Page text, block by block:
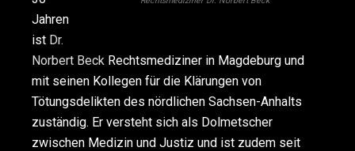
Jahren
ist Dr.
Norbert Beck Rechtsmediziner in Magdeburg und
mit seinen Kollegen für die Klärungen von
Tötungsdelikten des nördlichen Sachsen-Anhalts
zuständig. Er versteht sich als Dolmetscher
zwischen Medizin und Justiz und ist zudem seit